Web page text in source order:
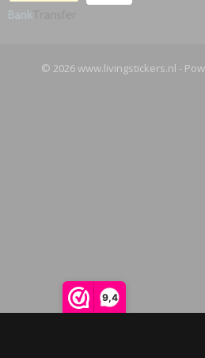
9,4
© 2026 www.livingstickers.nl -